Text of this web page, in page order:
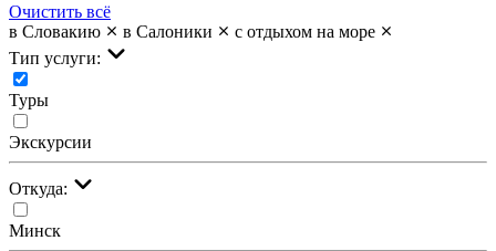
Очистить всё
в Словакию
в Салоники
с отдыхом на море
Тип услуги:
Туры
Экскурсии
Откуда:
Минск